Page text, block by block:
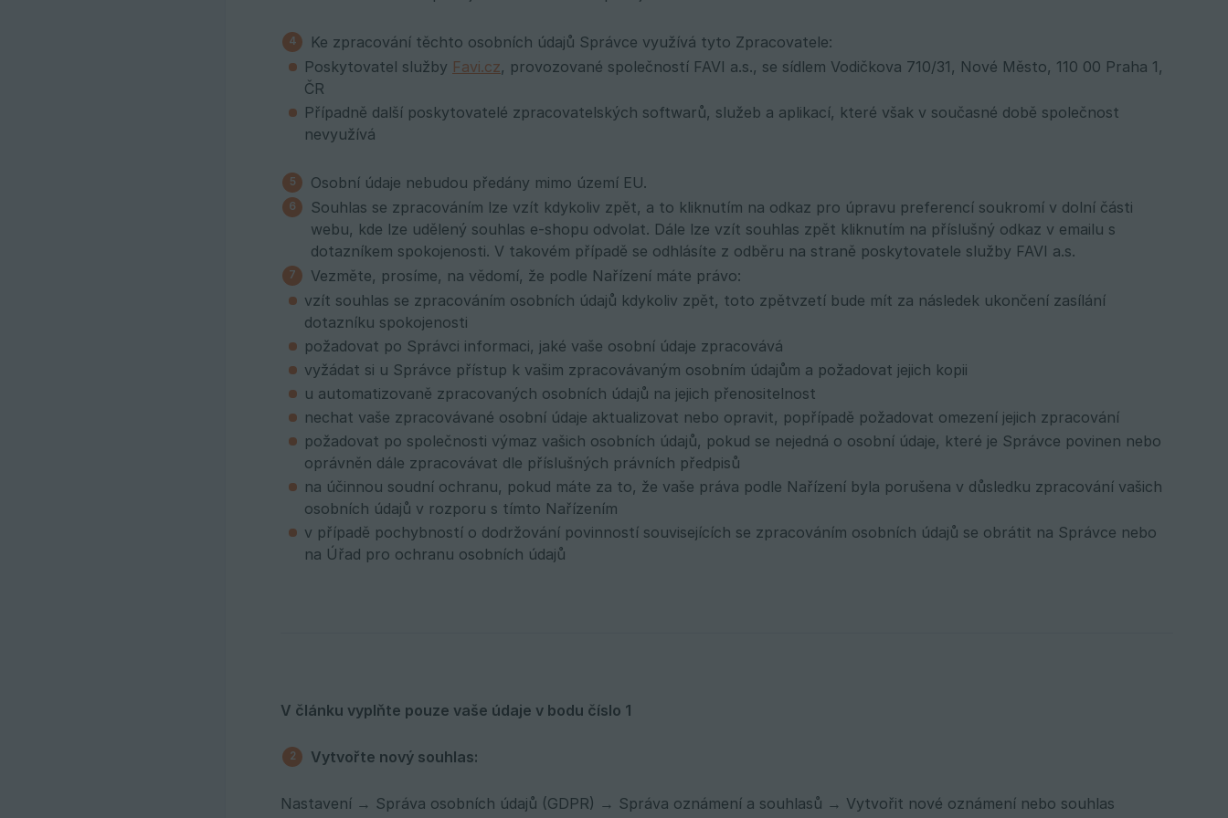
Ke zpracování těchto osobních údajů Správce využívá tyto Zpracovatele:
Poskytovatel služby Favi.cz, provozované společností FAVI a.s., se sídlem Vodičkova 710/31, Nové Město, 110 00 Praha 1,
ČR
Případně další poskytovatelé zpracovatelských softwarů, služeb a aplikací, které však v současné době společnost
nevyužívá
Osobní údaje nebudou předány mimo území EU.
Souhlas se zpracováním lze vzít kdykoliv zpět, a to kliknutím na odkaz pro úpravu preferencí soukromí v dolní části
webu, kde lze udělený souhlas e-shopu odvolat. Dále lze vzít souhlas zpět kliknutím na příslušný odkaz v emailu s
dotazníkem spokojenosti. V takovém případě se odhlásíte z odběru na straně poskytovatele služby FAVI a.s.
Vezměte, prosíme, na vědomí, že podle Nařízení máte právo:
vzít souhlas se zpracováním osobních údajů kdykoliv zpět, toto zpětvzetí bude mít za následek ukončení zasílání
dotazníku spokojenosti
požadovat po Správci informaci, jaké vaše osobní údaje zpracovává
vyžádat si u Správce přístup k vašim zpracovávaným osobním údajům a požadovat jejich kopii
u automatizovaně zpracovaných osobních údajů na jejich přenositelnost
nechat vaše zpracovávané osobní údaje aktualizovat nebo opravit, popřípadě požadovat omezení jejich zpracování
požadovat po společnosti výmaz vašich osobních údajů, pokud se nejedná o osobní údaje, které je Správce povinen nebo
oprávněn dále zpracovávat dle příslušných právních předpisů
na účinnou soudní ochranu, pokud máte za to, že vaše práva podle Nařízení byla porušena v důsledku zpracování vašich
osobních údajů v rozporu s tímto Nařízením
v případě pochybností o dodržování povinností souvisejících se zpracováním osobních údajů se obrátit na Správce nebo
na Úřad pro ochranu osobních údajů
V článku vyplňte pouze vaše údaje v bodu číslo 1
Vytvořte nový souhlas:
Nastavení → Správa osobních údajů (GDPR) → Správa oznámení a souhlasů → Vytvořit nové oznámení nebo souhlas